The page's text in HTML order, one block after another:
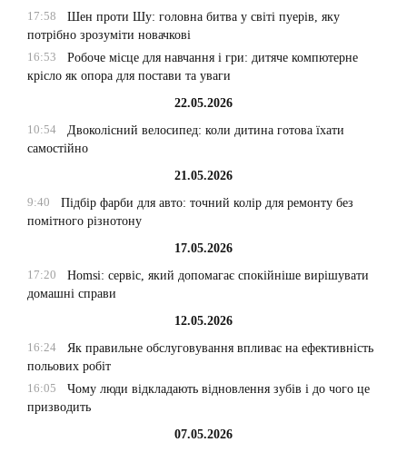
17:58
Шен проти Шу: головна битва у світі пуерів, яку
потрібно зрозуміти новачкові
16:53
Робоче місце для навчання і гри: дитяче компютерне
крісло як опора для постави та уваги
22.05.2026
10:54
Двоколісний велосипед: коли дитина готова їхати
самостійно
21.05.2026
9:40
Підбір фарби для авто: точний колір для ремонту без
помітного різнотону
17.05.2026
17:20
Homsi: сервіс, який допомагає спокійніше вирішувати
домашні справи
12.05.2026
16:24
Як правильне обслуговування впливає на ефективність
польових робіт
16:05
Чому люди відкладають відновлення зубів і до чого це
призводить
07.05.2026